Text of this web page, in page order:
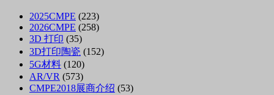
2025CMPE (223)
2026CMPE (258)
3D 打印 (35)
3D打印陶瓷 (152)
5G材料 (120)
AR/VR (573)
CMPE2018展商介绍 (53)